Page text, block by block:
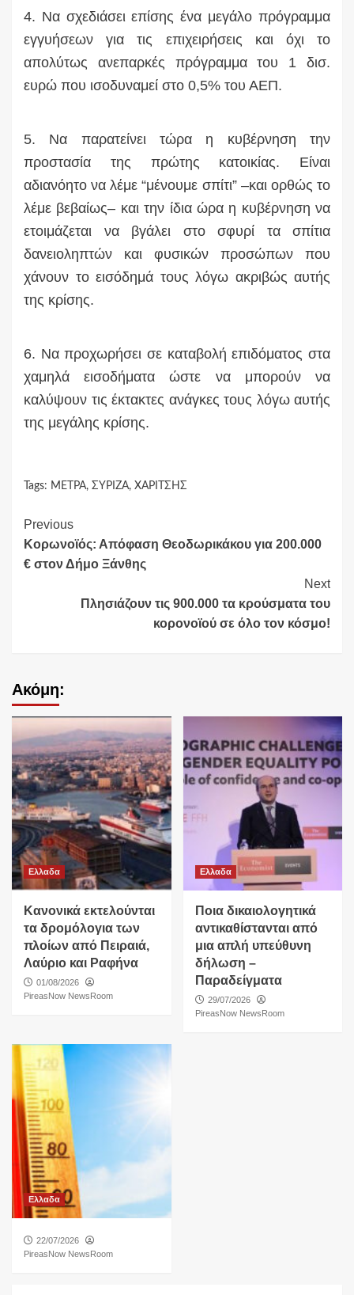
4. Να σχεδιάσει επίσης ένα μεγάλο πρόγραμμα
εγγυήσεων για τις επιχειρήσεις και όχι το
απολύτως ανεπαρκές πρόγραμμα του 1 δισ.
ευρώ που ισοδυναμεί στο 0,5% του ΑΕΠ.
5. Να παρατείνει τώρα η κυβέρνηση την
προστασία της πρώτης κατοικίας. Είναι
αδιανόητο να λέμε “μένουμε σπίτι” –και ορθώς το
λέμε βεβαίως– και την ίδια ώρα η κυβέρνηση να
ετοιμάζεται να βγάλει στο σφυρί τα σπίτια
δανειοληπτών και φυσικών προσώπων που
χάνουν το εισόδημά τους λόγω ακριβώς αυτής
της κρίσης.
6. Να προχωρήσει σε καταβολή επιδόματος στα
χαμηλά εισοδήματα ώστε να μπορούν να
καλύψουν τις έκτακτες ανάγκες τους λόγω αυτής
της μεγάλης κρίσης.
Tags: ΜΕΤΡΑ, ΣΥΡΙΖΑ, ΧΑΡΙΤΣΗΣ
Continue
Reading
Previous
Κορωνοϊός: Απόφαση Θεοδωρικάκου για 200.000
€ στον Δήμο Ξάνθης
Next
Πλησιάζουν τις 900.000 τα κρούσματα του
κορονοϊού σε όλο τον κόσμο!
Ακόμη:
Ελλαδα
Κανονικά εκτελούνται
τα δρομόλογια των
πλοίων από Πειραιά,
Λαύριο και Ραφήνα
01/08/2026
PireasNow NewsRoom
Ελλαδα
Ποια δικαιολογητικά
αντικαθίστανται από
μια απλή υπεύθυνη
δήλωση –
Παραδείγματα
29/07/2026
PireasNow NewsRoom
Ελλαδα
22/07/2026
PireasNow NewsRoom